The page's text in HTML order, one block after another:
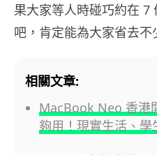
果大家等人時碰巧約在 7
吧，肯定能為大家省去不
相關文章:
MacBook Neo 香港
夠用！現實生活、